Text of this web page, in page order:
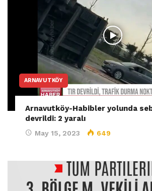
ARNAVUTKÖY
Arnavutköy-Habibler yolunda
devrildi: 2 yaralı
May 15, 2023 649